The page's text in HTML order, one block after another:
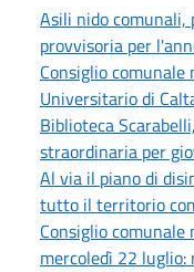
Asili nido
provvisoria per
Consiglio
Universitario di
Biblioteca
straordinaria per
Al via il piano di
tutto il territorio
Consiglio
mercoledì 22 luglio: